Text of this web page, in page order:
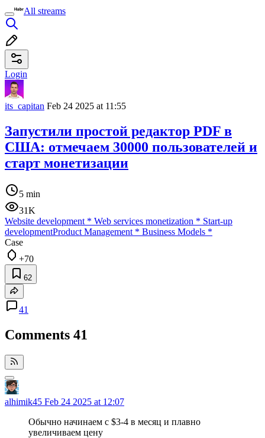
All streams
Login
its_capitan Feb 24 2025 at 11:55
Запустили простой редактор PDF в
США: отмечаем 30000 пользователей и
старт монетизации
5 min
31K
Website development * Web services monetization * Start-up
developmentProduct Management * Business Models *
Case
+70
62
41
Comments 41
alhimik45 Feb 24 2025 at 12:07
Обычно начинаем с $3-4 в месяц и плавно
увеличиваем цену